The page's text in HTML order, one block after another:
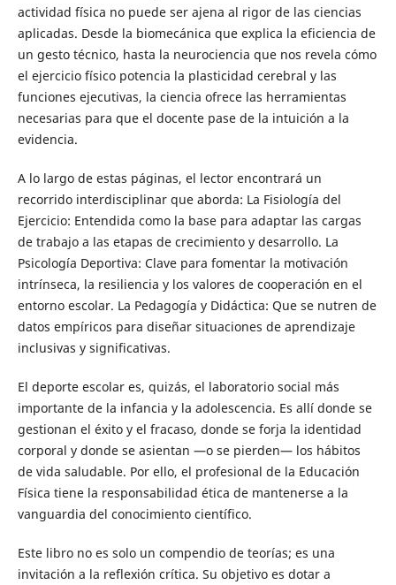
actividad física no puede ser ajena al rigor de las ciencias
aplicadas. Desde la biomecánica que explica la eficiencia de
un gesto técnico, hasta la neurociencia que nos revela cómo
el ejercicio físico potencia la plasticidad cerebral y las
funciones ejecutivas, la ciencia ofrece las herramientas
necesarias para que el docente pase de la intuición a la
evidencia.
A lo largo de estas páginas, el lector encontrará un
recorrido interdisciplinar que aborda: La Fisiología del
Ejercicio: Entendida como la base para adaptar las cargas
de trabajo a las etapas de crecimiento y desarrollo. La
Psicología Deportiva: Clave para fomentar la motivación
intrínseca, la resiliencia y los valores de cooperación en el
entorno escolar. La Pedagogía y Didáctica: Que se nutren de
datos empíricos para diseñar situaciones de aprendizaje
inclusivas y significativas.
El deporte escolar es, quizás, el laboratorio social más
importante de la infancia y la adolescencia. Es allí donde se
gestionan el éxito y el fracaso, donde se forja la identidad
corporal y donde se asientan —o se pierden— los hábitos
de vida saludable. Por ello, el profesional de la Educación
Física tiene la responsabilidad ética de mantenerse a la
vanguardia del conocimiento científico.
Este libro no es solo un compendio de teorías; es una
invitación a la reflexión crítica. Su objetivo es dotar a